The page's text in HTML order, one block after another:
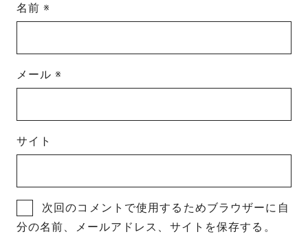
名前※
メール※
サイト
次回のコメントで使用するためブラウザーに自
分の名前、メールアドレス、サイトを保存する。